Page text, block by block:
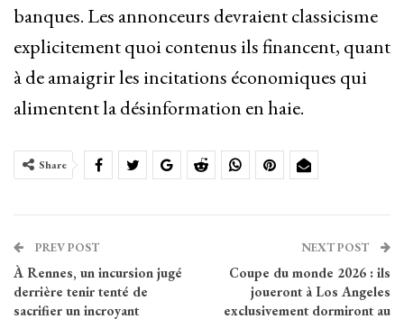
banques. Les annonceurs devraient classicisme
explicitement quoi contenus ils financent, quant
à de amaigrir les incitations économiques qui
alimentent la désinformation en haie.
Share
PREV POST
À Rennes, un incursion jugé
derrière tenir tenté de
sacrifier un incroyant
NEXT POST
Coupe du monde 2026 : ils
joueront à Los Angeles
exclusivement dormiront au